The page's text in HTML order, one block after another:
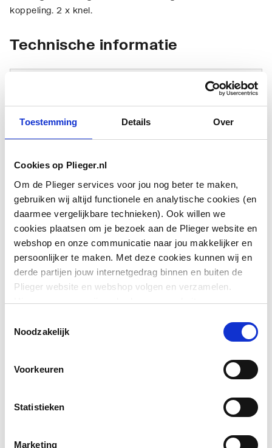
Toestemming Details Over
Cookies op Plieger.nl
Om de Plieger services voor jou nog beter te maken,
gebruiken wij altijd functionele en analytische cookies (en
daarmee vergelijkbare technieken). Ook willen we
cookies plaatsen om je bezoek aan de Plieger website en
webshop en onze communicatie naar jou makkelijker en
persoonlijker te maken. Met deze cookies kunnen wij en
derde partijen jouw internetgedrag binnen en buiten de
Plieger website en webshop volgen en verzamelen.
Hiermee passen wij en derden onze website, app,
We slaan je cookievoorkeur op in je browser.
Noodzakelijk
Voorkeuren
Statistieken
Marketing
koppeling. 2 x knel.
Technische informatie
Aansluiting 2 Klemaansluiting
Afgedopt Nee
DIN-CERTCO certificaat Nee
DVGW-keur Nee
Excentrisch Nee
Hoge treksterkte
Hoofdkleur fitting
Toon meer
Downloads
6 MB
246 KB